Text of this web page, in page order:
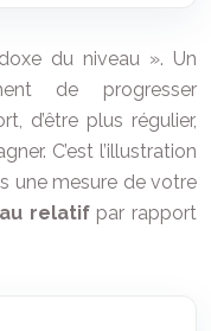
du niveau ». Un
de progresser
d’être plus régulier,
C’est l’illustration
une mesure de votre
relatifpar rapport